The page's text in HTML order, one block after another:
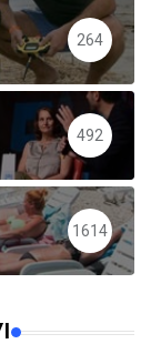
264
492
1614